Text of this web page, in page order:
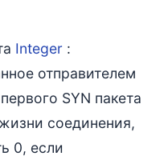
Integer :
отправителем
SYN пакета
соединения,
0, если